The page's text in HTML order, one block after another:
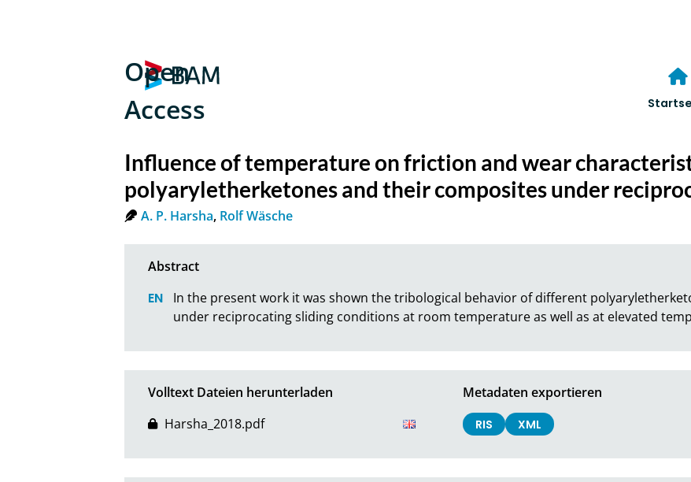
Open
Access
Influence of temperature on friction and wear
polyaryletherketones and their composites under
A. P. Harsha, Rolf Wäsche
In the present work it was shown the tribological behavior of different
under reciprocating sliding conditions at room temperature as well as at elevated
Volltext Dateien herunterladen
Harsha_2018.pdf
Metadaten exportieren
RIS XML